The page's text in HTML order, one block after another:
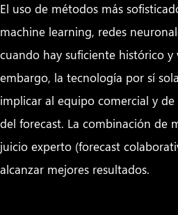
El uso de métodos más
machine learning, redes
cuando hay suficiente histórico y
embargo, la tecnología por sí
implicar al equipo comercial y
del forecast. La combinación de
juicio experto (forecast
alcanzar mejores resultados.